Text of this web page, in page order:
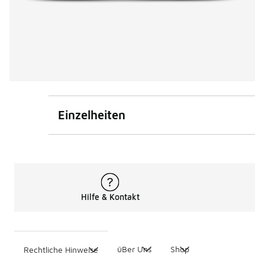
Einzelheiten
Hilfe & Kontakt
Rechtliche Hinweise üBer Uns Shop